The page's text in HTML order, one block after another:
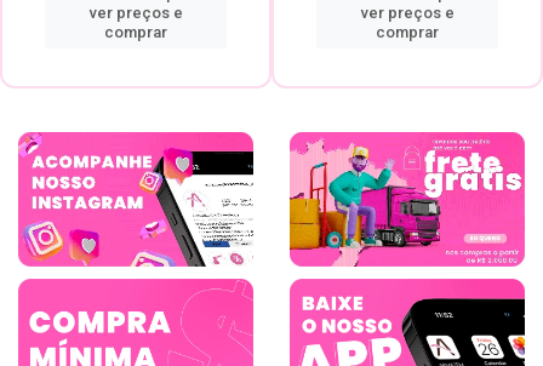
ver preços e
comprar
ver preços e
comprar